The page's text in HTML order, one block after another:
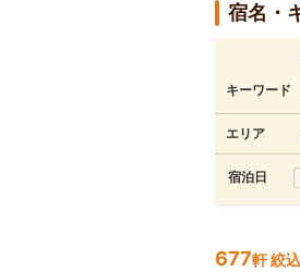
宿名・
キーワード
エリア
宿泊日
677軒 絞